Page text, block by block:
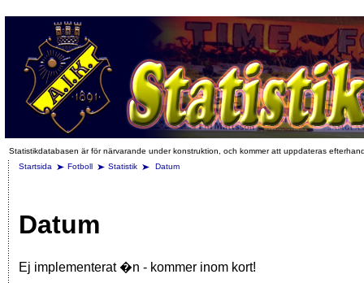
Statistikdatabasen är för närvarande under konstruktion, och kommer att uppdateras
Startsida
Fotboll Statistik Datum
Datum
Ej implementerat �n - kommer inom kort!